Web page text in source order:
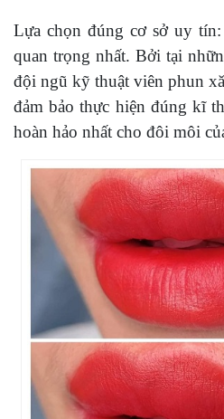
Lựa chọn đúng cơ sở uy
quan trọng nhất. Bởi tại
đội ngũ kỹ thuật viên phun
đảm bảo thực hiện đúng kĩ
hoàn hảo nhất cho đôi môi